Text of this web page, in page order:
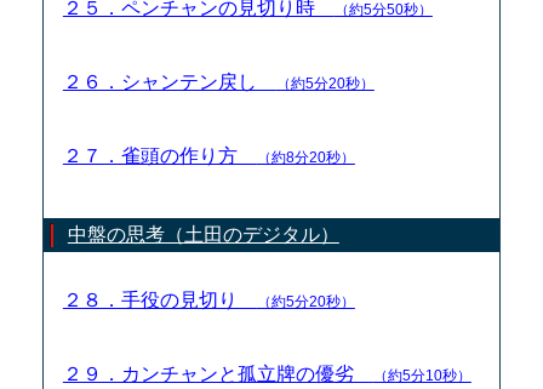
２５．ペンチャンの見切り時 （約5分50秒）
２６．シャンテン戻し （約5分20秒）
２７．雀頭の作り方 （約8分20秒）
中盤の思考（土田のデジタル）
２８．手役の見切り （約5分20秒）
２９．カンチャンと孤立牌の優劣 （約5分10秒）